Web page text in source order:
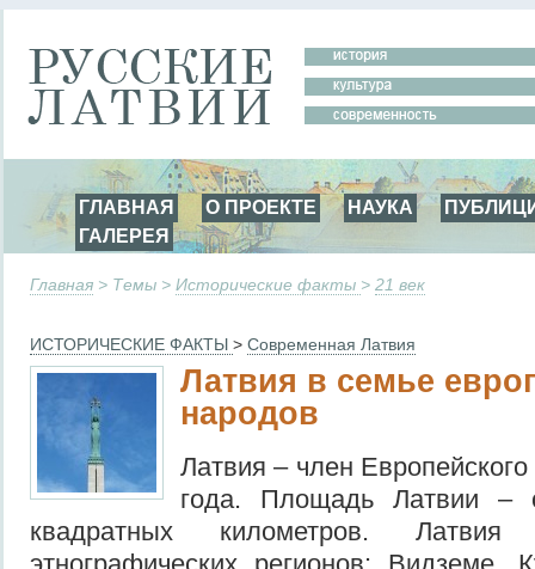
ГЛАВНАЯ О ПРОЕКТЕ НАУКА
ГАЛЕРЕЯ
Главная > Темы > Исторические факты > 21 век
ИСТОРИЧЕСКИЕ ФАКТЫ > Современная Латвия
Латвия в семье
народов
Латвия – член
года. Площадь Латвии –
квадратных километров.